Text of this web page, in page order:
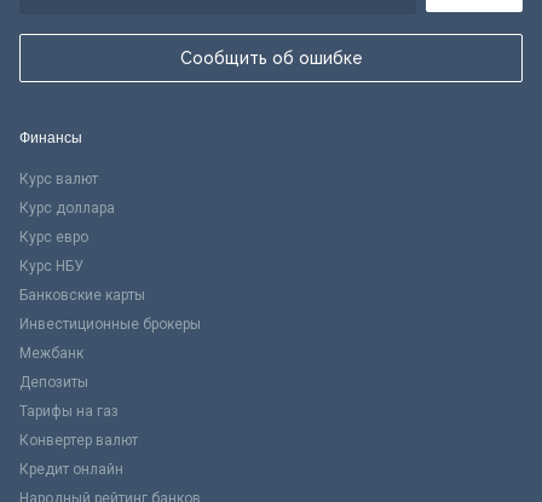
Сообщить об ошибке
Финансы
Курс валют
Курс доллара
Курс евро
Курс НБУ
Банковские карты
Инвестиционные брокеры
Межбанк
Депозиты
Тарифы на газ
Конвертер валют
Кредит онлайн
Народный рейтинг банков